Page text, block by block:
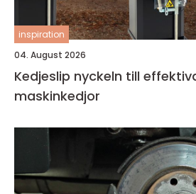
inspiration
04. August 2026
Kedjeslip nyckeln till effektiva och säkra
maskinkedjor